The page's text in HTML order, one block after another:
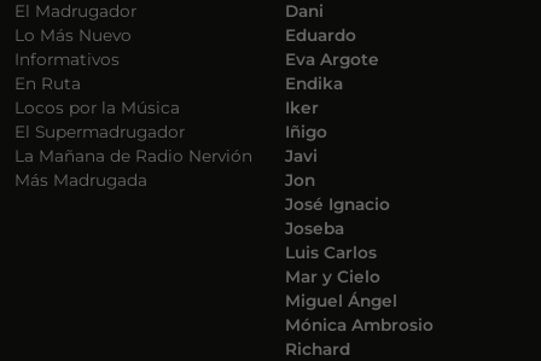
El Madrugador
Lo Más Nuevo
Informativos
En Ruta
Locos por la Música
El Supermadrugador
La Mañana de Radio Nervión
Más Madrugada
Dani
Eduardo
Eva Argote
Endika
Iker
Iñigo
Javi
Jon
José Ignacio
Joseba
Luis Carlos
Mar y Cielo
Miguel Ángel
Mónica Ambrosio
Richard